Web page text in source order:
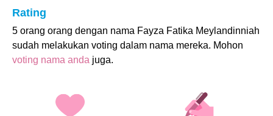
Rating
5 orang orang dengan nama Fayza Fatika Meylandinniah
sudah melakukan voting dalam nama mereka. Mohon
voting nama anda juga.